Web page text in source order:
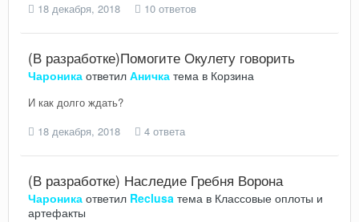
18 декабря, 2018
10 ответов
(В разработке)Помогите Окулету говорить
Чароника ответил Аничка тема в Корзина
И как долго ждать?
18 декабря, 2018
4 ответа
(В разработке) Наследие Гребня Ворона
Чароника ответил Reclusa тема в Классовые оплоты и
артефакты